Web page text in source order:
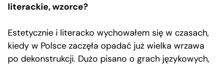
literackie, wzorce?
Estetycznie i literacko wychowałem się w czasach,
kiedy w Polsce zaczęła opadać już wielka wrzawa
po dekonstrukcji. Dużo pisano o grach językowych,